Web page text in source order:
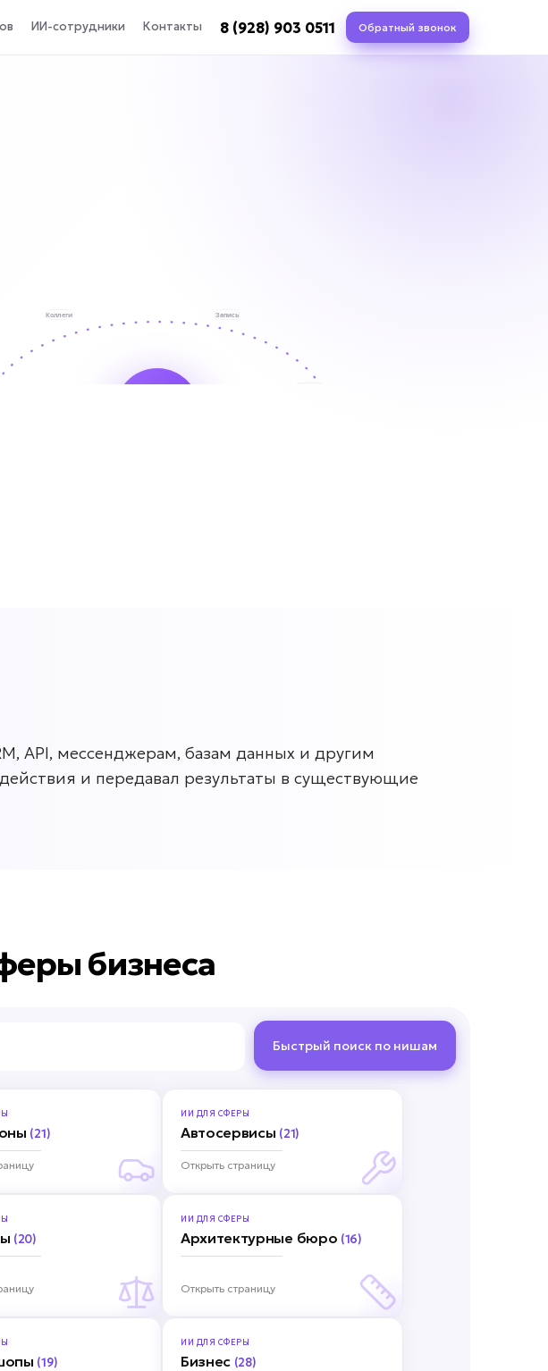
ИИ-сотрудники Контакты 8 (928) 903 0511 Обратный звонок
API, мессенджерам, базам данных и другим
и передавал результаты в существующие
бизнеса
Быстрый поиск по нишам
(21)
ИИ ДЛЯ СФЕРЫ
Автосервисы (21)
Открыть страницу
(20)
ИИ ДЛЯ СФЕРЫ
Архитектурные бюро (16)
Открыть страницу
(19)
ИИ ДЛЯ СФЕРЫ
Бизнес (28)